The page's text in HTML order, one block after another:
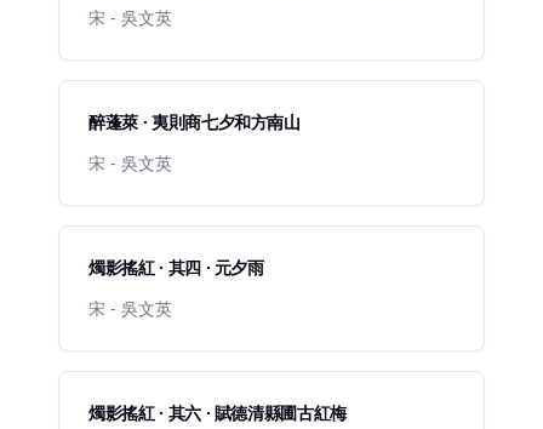
宋 - 吳文英
醉蓬萊 · 夷則商七夕和方南山
宋 - 吳文英
燭影搖紅 · 其四 · 元夕雨
宋 - 吳文英
燭影搖紅 · 其六 · 賦德清縣圃古紅梅